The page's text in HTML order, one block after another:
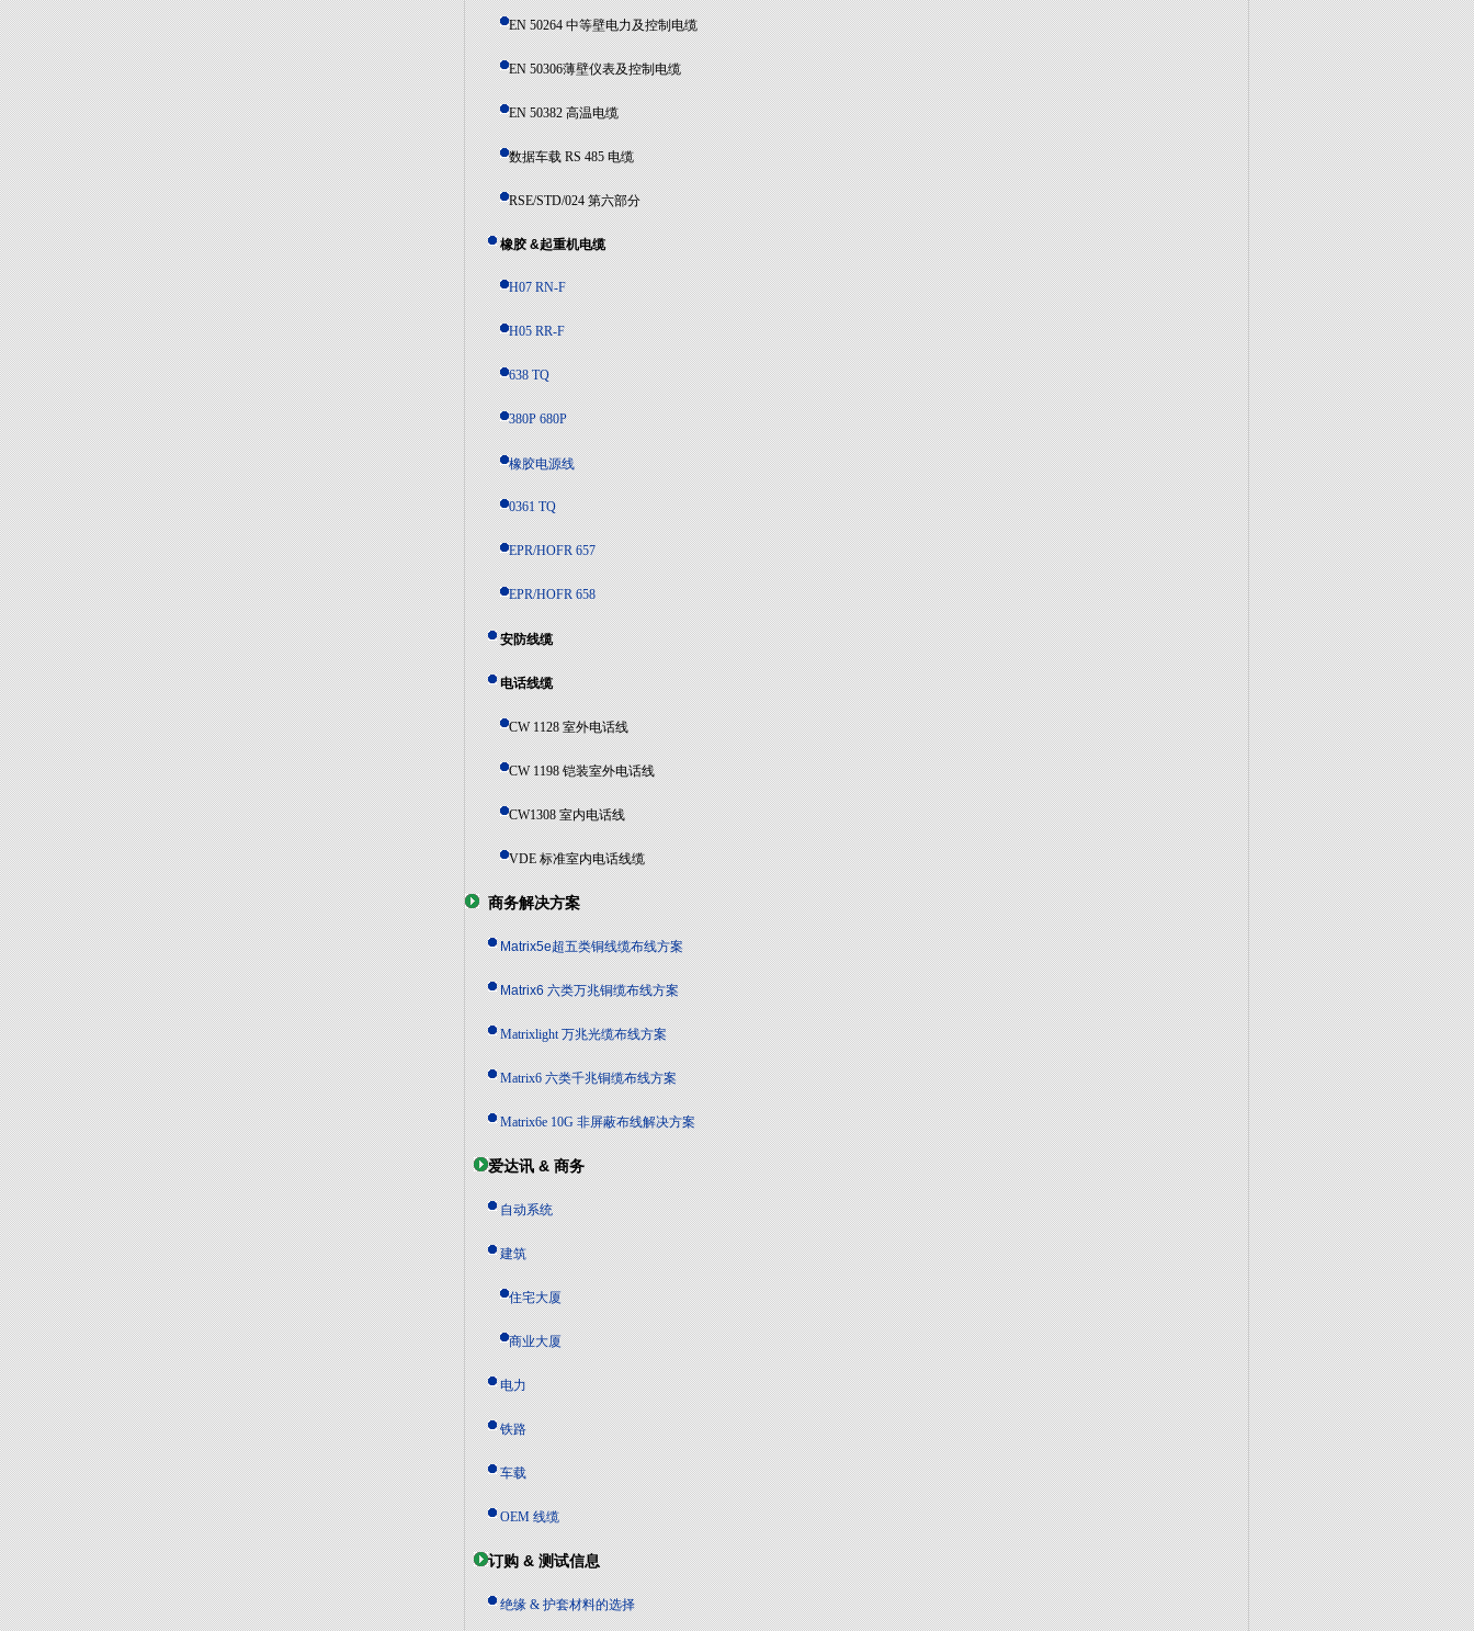
EN 50264 中等壁电力及控制电缆
EN 50306薄壁仪表及控制电缆
EN 50382 高温电缆
数据车载 RS 485 电缆
RSE/STD/024 第六部分
橡胶 &起重机电缆
H07 RN-F
H05 RR-F
638 TQ
380P 680P
橡胶电源线
0361 TQ
EPR/HOFR 657
EPR/HOFR 658
安防线缆
电话线缆
CW 1128 室外电话线
CW 1198 铠装室外电话线
CW1308 室内电话线
VDE 标准室内电话线缆
商务解决方案
Matrix5e超五类铜线缆布线方案
Matrix6 六类万兆铜缆布线方案
Matrixlight 万兆光缆布线方案
Matrix6 六类千兆铜缆布线方案
Matrix6e 10G 非屏蔽布线解决方案
爱达讯 & 商务
自动系统
建筑
住宅大厦
商业大厦
电力
铁路
车载
OEM 线缆
订购 & 测试信息
绝缘 & 护套材料的选择